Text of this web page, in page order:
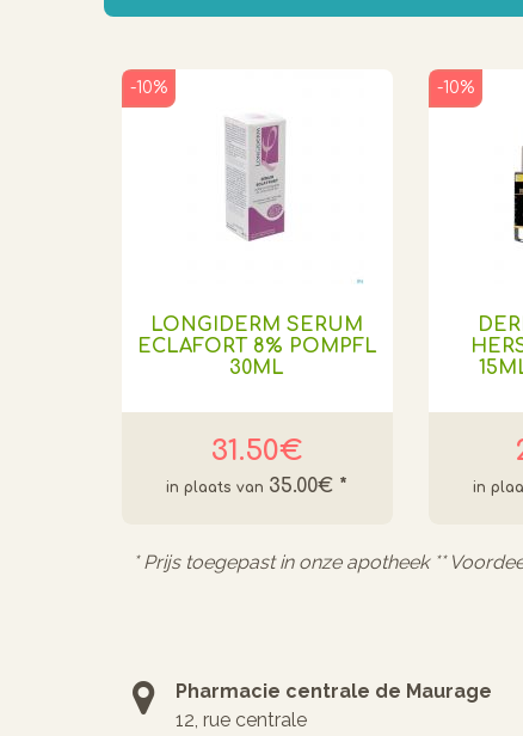
LONGIDERM SERUM
ECLAFORT 8% POMPFL
30ML
31.50€
-10%
35.00€ *
-10%
* Prijs toegepast in onze apotheek **
Pharmacie centrale de Maurage
12, rue centrale